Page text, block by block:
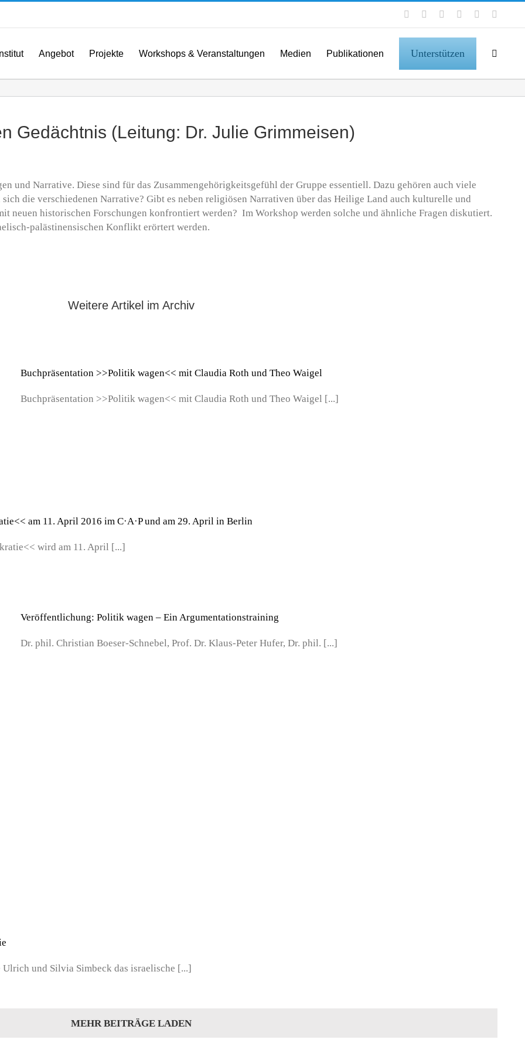
FacebookInstagramLinkedIn YouTube
Institut Angebot Projekte Workshops & Veranstaltungen Medien Publikationen Unterstützen
Gedächtnis (Leitung: Dr. Julie Grimmeisen)
und Narrative. Diese sind für das Zusammengehörigkeitsgefühl der Gruppe essentiell. Dazu gehören auch viele
die verschiedenen Narrative? Gibt es neben religiösen Narrativen über das Heilige Land auch kulturelle und
neuen historischen Forschungen konfrontiert werden? Im Workshop werden solche und ähnliche Fragen diskutiert.
palästinensischen Konflikt erörtert werden.
Weitere Artikel im Archiv
Buchpräsentation >>Politik wagen<< mit Claudia Roth und Theo Waigel
Buchpräsentation >>Politik wagen<< mit Claudia Roth und Theo Waigel [...]
am 11. April 2016 im C·A·P und am 29. April in Berlin
wird am 11. April [...]
Veröffentlichung: Politik wagen – Ein Argumentationstraining
Dr. phil. Christian Boeser-Schnebel, Prof. Dr. Klaus-Peter Hufer, Dr. phil. [...]
und Silvia Simbeck das israelische [...]
MEHR BEITRÄGE LADEN